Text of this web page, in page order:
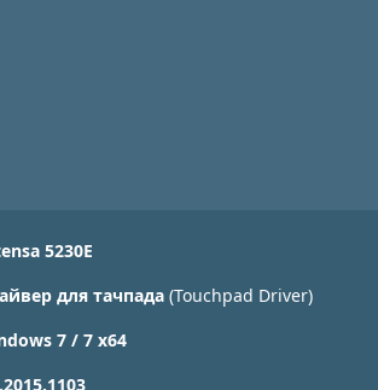
5230E
для тачпада (Touchpad Driver)
7 / 7 x64